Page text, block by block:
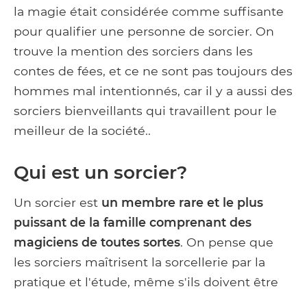
la magie était considérée comme suffisante
pour qualifier une personne de sorcier. On
trouve la mention des sorciers dans les
contes de fées, et ce ne sont pas toujours des
hommes mal intentionnés, car il y a aussi des
sorciers bienveillants qui travaillent pour le
meilleur de la société..
Qui est un sorcier?
Un sorcier est un membre rare et le plus
puissant de la famille comprenant des
magiciens de toutes sortes. On pense que
les sorciers maîtrisent la sorcellerie par la
pratique et l'étude, même s'ils doivent être